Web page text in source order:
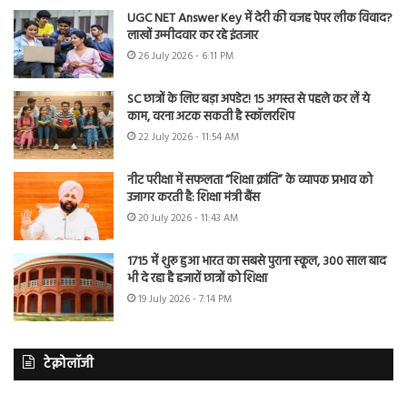
UGC NET Answer Key में देरी की वजह पेपर लीक विवाद?
लाखों उम्मीदवार कर रहे इंतजार
26 July 2026 - 6:11 PM
SC छात्रों के लिए बड़ा अपडेट! 15 अगस्त से पहले कर लें ये
काम, वरना अटक सकती है स्कॉलरशिप
22 July 2026 - 11:54 AM
नीट परीक्षा में सफलता “शिक्षा क्रांति” के व्यापक प्रभाव को
उजागर करती है: शिक्षा मंत्री बैंस
20 July 2026 - 11:43 AM
1715 में शुरू हुआ भारत का सबसे पुराना स्कूल, 300 साल बाद
भी दे रहा है हजारों छात्रों को शिक्षा
19 July 2026 - 7:14 PM
टेक्नोलॉजी